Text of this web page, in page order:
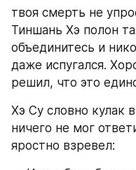
твоя смерть не
Тиншань Хэ полон
объединитесь и
даже испугался.
решил, что это
Хэ Су словно кулак
ничего не мог
яростно взревел: